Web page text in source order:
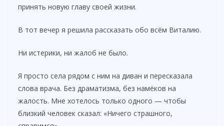
принять новую главу своей жизни.
В тот вечер я решила рассказать обо всём Виталию.
Ни истерики, ни жалоб не было.
Я просто села рядом с ним на диван и пересказала
слова врача. Без драматизма, без намёков на
жалость. Мне хотелось только одного — чтобы
близкий человек сказал: «Ничего страшного,